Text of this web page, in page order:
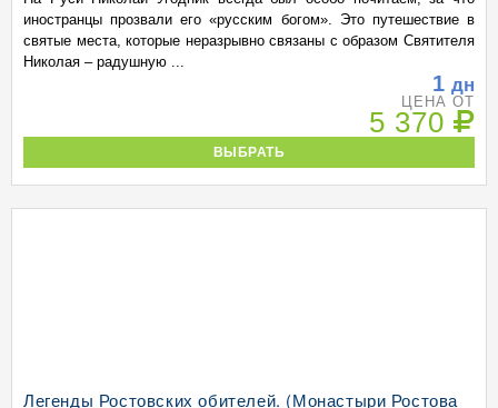
иностранцы прозвали его «русским богом». Это путешествие в
святые места, которые неразрывно связаны с образом Святителя
Николая – радушную ...
1 дн
ЦЕНА ОТ
5 370
ВЫБРАТЬ
Легенды Ростовских обителей. (Монастыри Ростова